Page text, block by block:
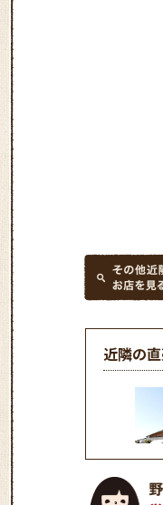
近隣の
サン